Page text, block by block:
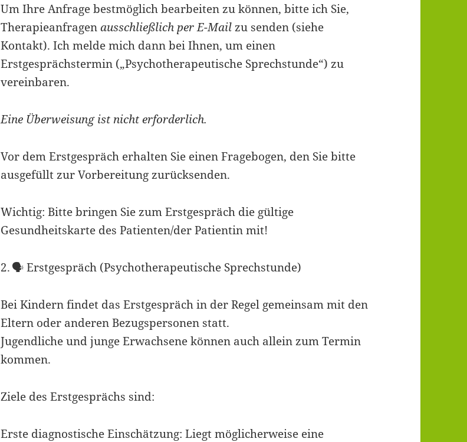
Um Ihre Anfrage bestmöglich bearbeiten zu können, bitte ich Sie,
Therapieanfragenausschließlich per E-Mailzu senden (siehe
Kontakt). Ich melde mich dann bei Ihnen, um einen
Erstgesprächstermin („Psychotherapeutische Sprechstunde“) zu
vereinbaren.
Eine Überweisung ist nicht erforderlich.
Vor dem Erstgespräch erhalten Sie einen Fragebogen, den Sie bitte
ausgefüllt zur Vorbereitung zurücksenden.
Wichtig: Bitte bringen Sie zum Erstgespräch die gültige
Gesundheitskarte des Patienten/der Patientin mit!
2. 🗣 Erstgespräch (Psychotherapeutische Sprechstunde)
Bei Kindern findet das Erstgespräch in der Regel gemeinsam mit den
Eltern oder anderen Bezugspersonen statt.
Jugendliche und junge Erwachsene können auch allein zum Termin
kommen.
Ziele des Erstgesprächs sind:
Erste diagnostische Einschätzung: Liegt möglicherweise eine